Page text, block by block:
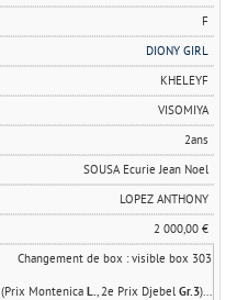
F
DIONY GIRL
KHELEYF
VISOMIYA
2ans
SOUSA Ecurie Jean Noel
LOPEZ ANTHONY
2 000,00 €
Changement de box : visible box 303
(Prix MontenicaL. , 2e Prix DjebelGr.3)...